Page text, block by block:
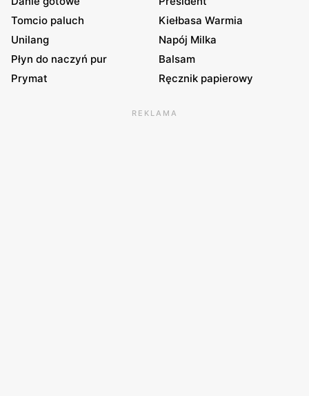
Tomcio paluch
Kiełbasa Warmia
Unilang
Napój Milka
Płyn do naczyń pur
Balsam
Prymat
Ręcznik papierowy
REKLAMA